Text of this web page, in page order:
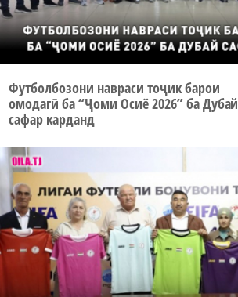
Футболбозони навраси тоҷик барои
омодагӣ ба “Ҷоми Осиё 2026” ба Дубай
сафар карданд